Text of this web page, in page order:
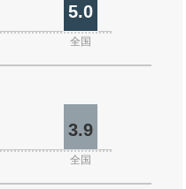
5.0
全国
3.9
全国